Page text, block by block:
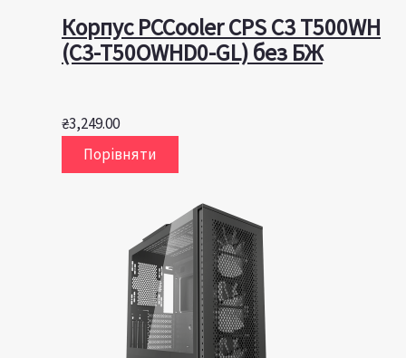
Корпус PCCooler CPS C3 T500WH
(C3-T50OWHD0-GL) без БЖ
₴3,249.00
Порівняти